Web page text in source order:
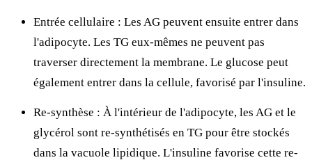
Entrée cellulaire : Les AG peuvent ensuite entrer dans
l'adipocyte. Les TG eux-mêmes ne peuvent pas
traverser directement la membrane. Le glucose peut
également entrer dans la cellule, favorisé par l'insuline.
Re-synthèse : À l'intérieur de l'adipocyte, les AG et le
glycérol sont re-synthétisés en TG pour être stockés
dans la vacuole lipidique. L'insuline favorise cette re-